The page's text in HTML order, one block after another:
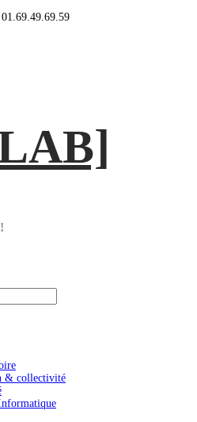
& collectivité